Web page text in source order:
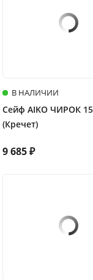
В НАЛИЧИИ
Сейф AIKO ЧИРОК
(Кречет)
9 685 ₽